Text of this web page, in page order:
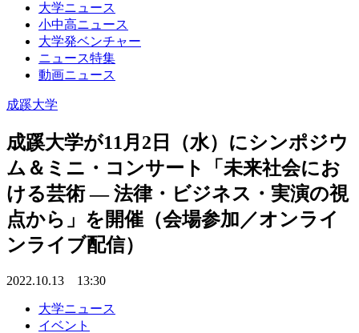
大学ニュース
小中高ニュース
大学発ベンチャー
ニュース特集
動画ニュース
成蹊大学
成蹊大学が11月2日（水）にシンポジウ
ム＆ミニ・コンサート「未来社会にお
ける芸術 — 法律・ビジネス・実演の視
点から」を開催（会場参加／オンライ
ンライブ配信）
2022.10.13 13:30
大学ニュース
イベント